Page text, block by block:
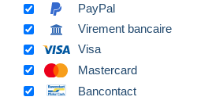
PayPal
Virement bancaire
Visa
Mastercard
Bancontact